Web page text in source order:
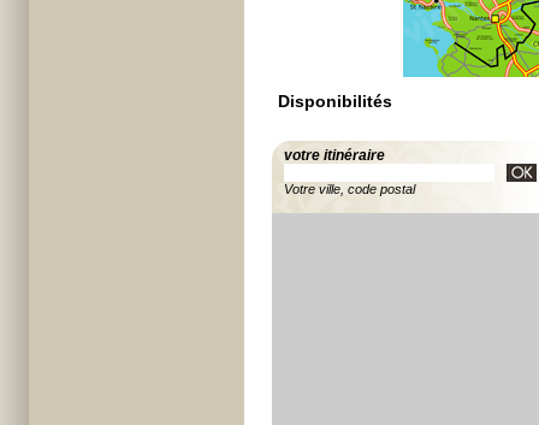
Disponibilités
votre itinéraire
Votre ville, code postal